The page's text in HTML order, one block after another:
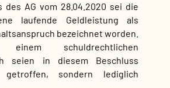
des AG vom 28.04.2020 sei die
laufende Geldleistung als
bezeichnet worden.
schuldrechtlichen
seien in diesem Beschluss
sondern lediglich